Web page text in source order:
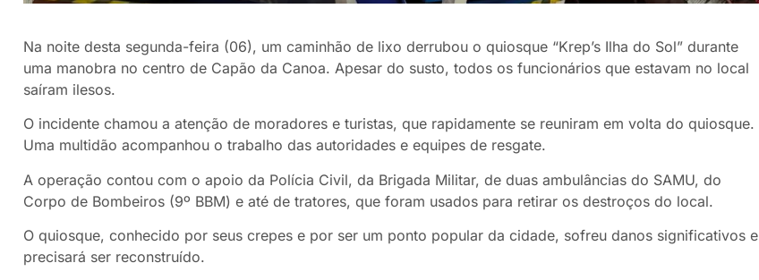
Na noite desta segunda-feira (06), um caminhão de lixo derrubou o quiosque “Krep’s Ilha do Sol” durante
uma manobra no centro de Capão da Canoa. Apesar do susto, todos os funcionários que estavam no local
saíram ilesos.
O incidente chamou a atenção de moradores e turistas, que rapidamente se reuniram em volta do quiosque.
Uma multidão acompanhou o trabalho das autoridades e equipes de resgate.
A operação contou com o apoio da Polícia Civil, da Brigada Militar, de duas ambulâncias do SAMU, do
Corpo de Bombeiros (9º BBM) e até de tratores, que foram usados para retirar os destroços do local.
O quiosque, conhecido por seus crepes e por ser um ponto popular da cidade, sofreu danos significativos e
precisará ser reconstruído.